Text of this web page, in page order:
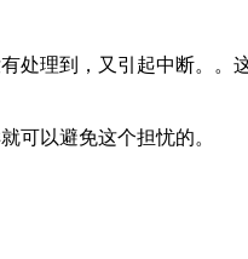
处理到，又引起中断。。
可以避免这个担忧的。